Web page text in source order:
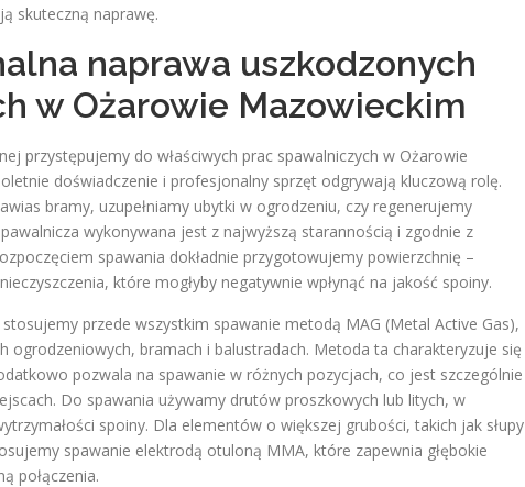
skuteczną naprawę.
naprawa uszkodzonych
w Ożarowie Mazowieckim
przystępujemy do właściwych prac spawalniczych w Ożarowie
doświadczenie i profesjonalny sprzęt odgrywają kluczową rolę.
bramy, uzupełniamy ubytki w ogrodzeniu, czy regenerujemy
wykonywana jest z najwyższą starannością i zgodnie z
spawania dokładnie przygotowujemy powierzchnię –
które mogłyby negatywnie wpłynąć na jakość spoiny.
przede wszystkim spawanie metodą MAG (Metal Active Gas),
ogrodzeniowych, bramach i balustradach. Metoda ta charakteryzuje się
pozwala na spawanie w różnych pozycjach, co jest szczególnie
Do spawania używamy drutów proszkowych lub litych, w
spoiny. Dla elementów o większej grubości, takich jak słupy
spawanie elektrodą otuloną MMA, które zapewnia głębokie
połączenia.